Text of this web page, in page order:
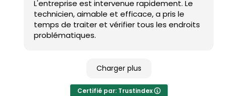
L'entreprise est intervenue rapidement. Le
technicien, aimable et efficace, a pris le
temps de traiter et vérifier tous les endroits
problématiques.
Charger plus
Certifié par: Trustindex